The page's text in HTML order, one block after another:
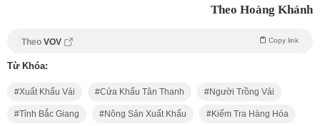
Theo Hoàng Khánh
Theo VOV Copy link
Từ Khóa:
Xuất Khẩu Vải Cửa Khẩu Tân Thanh Người Trồng Vải
Tỉnh Bắc Giang Nông Sản Xuất Khẩu Kiểm Tra Hàng Hóa